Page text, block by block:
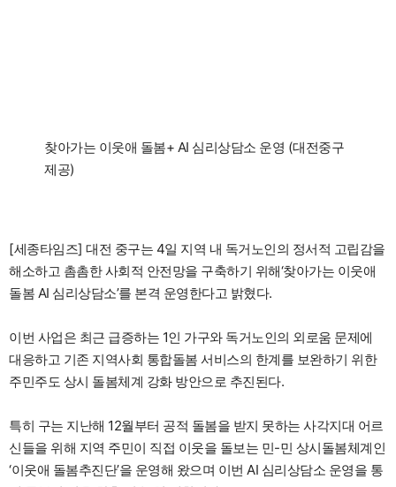
찾아가는 이웃애 돌봄+ AI 심리상담소 운영 (대전중구
제공)
[세종타임즈] 대전 중구는 4일 지역 내 독거노인의 정서적 고립감을
해소하고 촘촘한 사회적 안전망을 구축하기 위해‘찾아가는 이웃애
돌봄 AI 심리상담소’를 본격 운영한다고 밝혔다.
이번 사업은 최근 급증하는 1인 가구와 독거노인의 외로움 문제에
대응하고 기존 지역사회 통합돌봄 서비스의 한계를 보완하기 위한
주민주도 상시 돌봄체계 강화 방안으로 추진된다.
특히 구는 지난해 12월부터 공적 돌봄을 받지 못하는 사각지대 어르
신들을 위해 지역 주민이 직접 이웃을 돌보는 민-민 상시돌봄체계인
‘이웃애 돌봄추진단’을 운영해 왔으며 이번 AI 심리상담소 운영을 통